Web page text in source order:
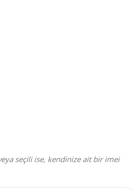
seçili ise, kendinize ait bir imei